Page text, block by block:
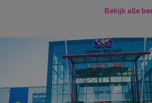
Bekijk alle